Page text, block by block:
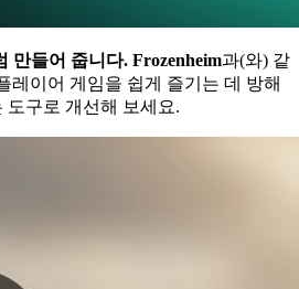
만들어 줍니다. Frozenheim과(와) 같
레이어 게임을 쉽게 즐기는 데 방해
도구로 개선해 보세요.